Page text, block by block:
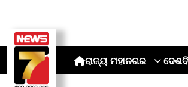
ରାଜ୍ୟ ମହାନଗର ଦେଶ